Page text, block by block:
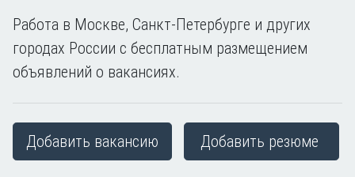
Работа в Москве, Санкт-Петербурге и других
городах России с бесплатным размещением
объявлений о вакансиях.
Добавить вакансию Добавить резюме